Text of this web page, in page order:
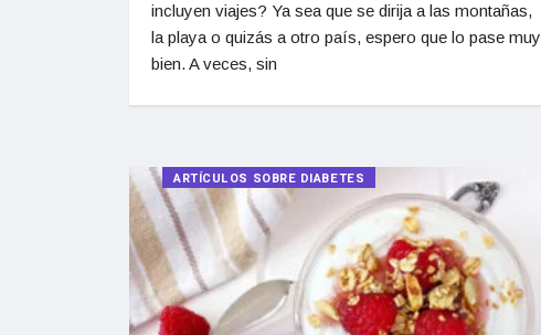
incluyen viajes? Ya sea que se dirija a las montañas,
la playa o quizás a otro país, espero que lo pase muy
bien. A veces, sin
ARTÍCULOS SOBRE DIABETES